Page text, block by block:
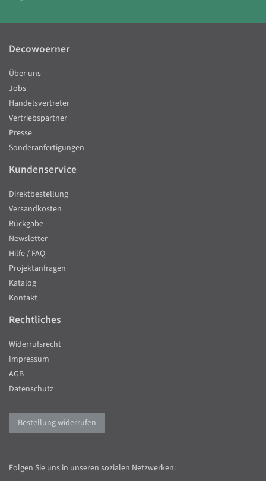
Decowoerner
Über uns
Jobs
Handelsvertreter
Vertriebspartner
Presse
Sonderanfertigungen
Kundenservice
Direktbestellung
Versandkosten
Rückgabe
Newsletter
Hilfe / FAQ
Projektanfragen
Katalog
Kontakt
Rechtliches
Widerrufsrecht
Impressum
AGB
Datenschutz
Bestellung widerrufen
Folgen Sie uns in unseren sozialen Netzwerken: